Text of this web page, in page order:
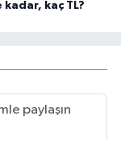
kadar, kaç TL?